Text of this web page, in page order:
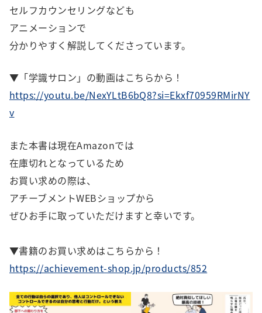
セルフカウンセリングなども
アニメーションで
分かりやすく解説してくださっています。
▼「学識サロン」の動画はこちらから！
https://youtu.be/NexYLtB6bQ8?si=Ekxf70959RMirNY
v
また本書は現在Amazonでは
在庫切れとなっているため
お買い求めの際は、
アチーブメントWEBショップから
ぜひお手に取っていただけますと幸いです。
▼書籍のお買い求めはこちらから！
https://achievement-shop.jp/products/852